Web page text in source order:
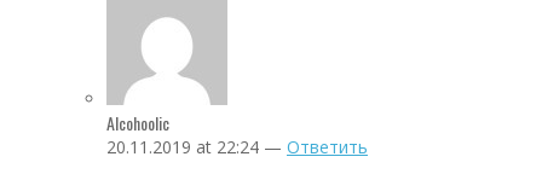
Alcohoolic
20.11.2019 at 22:24 — Ответить